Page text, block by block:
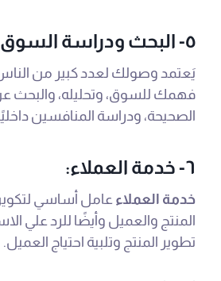
٥- البحث ودراسة السوق:
يَعتمد وصولك لعدد كبير من
فهمك للسوق، وتحليله، والبحث
الصحيحة، ودراسة المنافسين
٦- خدمة العملاء:
خدمة العملاء عامل أساسي
المنتج والعميل وأيضًا للرد علي
تطوير المنتج وتلبية احتياج العميل.